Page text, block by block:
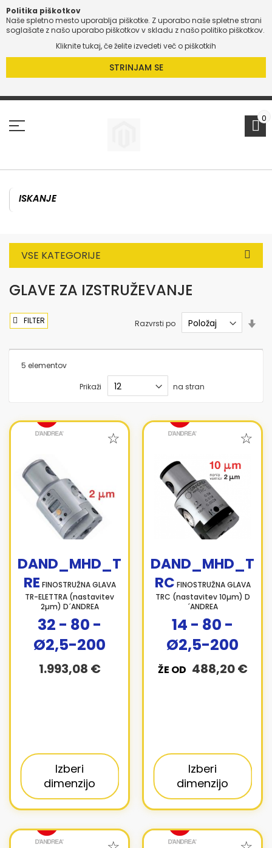
Politika piškotkov
Naše spletno mesto uporablja piškotke. Z uporabo naše spletne strani
soglašate z našo uporabo piškotkov v skladu z našo politiko piškotkov.
Kliknite tukaj, če želite izvedeti več o piškotkih
STRINJAM SE
Preskoči
0
VSE KATEGORIJE
GLAVE ZA IZSTRUŽEVANJE
5 elementov
Prikaži na stran
Razvrsti po
DAND_MHD_T
RE FINOSTRUŽNA GLAVA
TR-ELETTRA (nastavitev
2µm) D´ANDREA
1.993,08 €
32 - 80 -
Ø2,5-200
Izberi
dimenzijo
DAND_MHD_T
RC FINOSTRUŽNA GLAVA
TRC (nastavitev 10µm) D
´ANDREA
ŽE OD 488,20 €
14 - 80 -
Ø2,5-200
Izberi
dimenzijo
FILTER